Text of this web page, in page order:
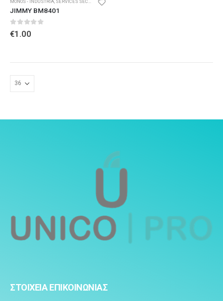
MONOS - INDUSTRIA SERVICES SECTOR
JIMMY BM8401
0 out of 5
€1.00
ΣΤΟΙΧΕΙΑ ΕΠΙΚΟΙΝΩΝΙΑΣ